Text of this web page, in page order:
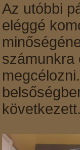
Az utóbbi
eléggé
számunkra